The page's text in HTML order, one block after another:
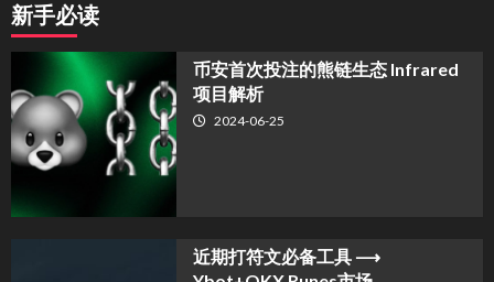
新手必读
币安首次投注的熊链生态 Infrared
项目解析
2024-06-25
近期打符文必备工具 ⟶